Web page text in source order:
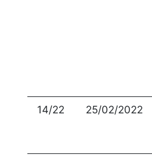
14/22 25/02/2022